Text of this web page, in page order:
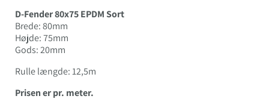
D-Fender 80x75 EPDM Sort
Brede: 80mm
Højde: 75mm
Gods: 20mm
Rulle længde: 12,5m
Prisen er pr. meter.